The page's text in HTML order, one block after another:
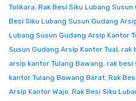
Tolikara, Rak Besi Siku Lubang
Besi Siku Lubang Susun Gudang
Lubang Susun Gudang Arsip Kantor
Susun Gudang Arsip Kantor Tual, rak
arsip kantor Tulang Bawang, rak besi
kantor Tulang Bawang Barat, Rak
Arsip Kantor Wajo, Rak Besi Siku